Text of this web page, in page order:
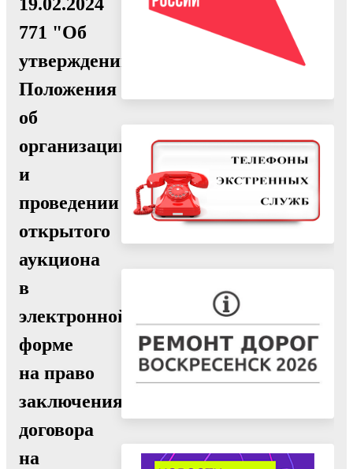
771 "Об
утверждении
Положения
об
организации
и
проведении
открытого
аукциона
в
электронной
форме
на право
заключения
договора
на